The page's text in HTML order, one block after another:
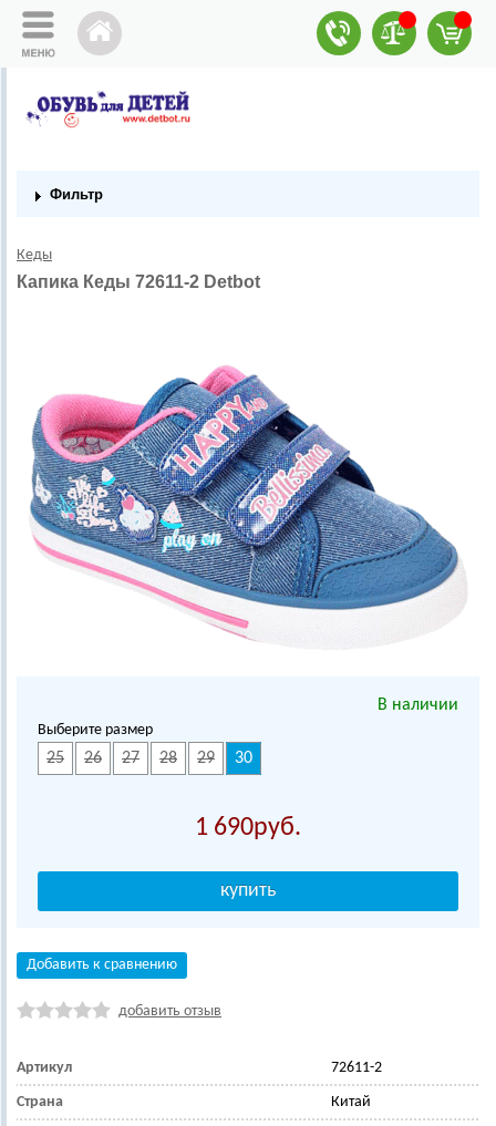
Фильтр
Кеды
Капика Кеды 72611-2 Detbot
В наличии
Выберите размер
25 26 27 28 29 30
1 690
Добавить к сравнению
добавить отзыв
Артикул 72611-2
Страна Китай